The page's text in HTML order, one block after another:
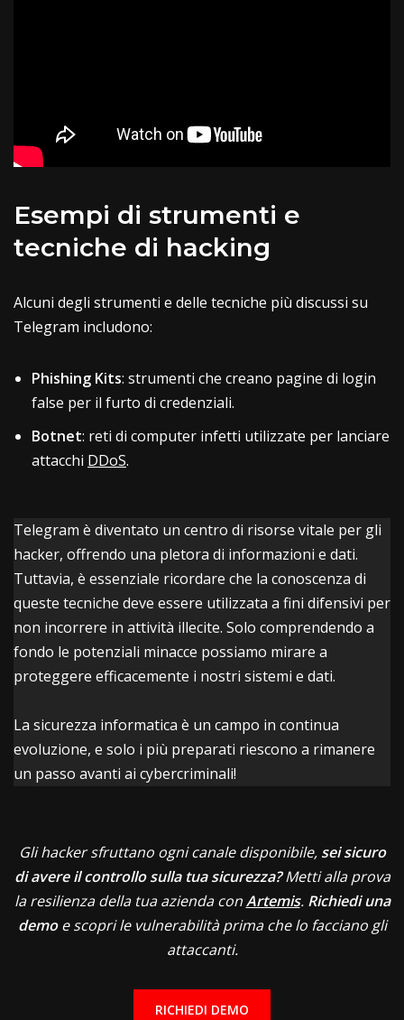
Esempi di strumenti e
tecniche di hacking
Alcuni degli strumenti e delle tecniche più discussi su
Telegram includono:
Phishing Kits: strumenti che creano pagine di login
false per il furto di credenziali.
Botnet: reti di computer infetti utilizzate per lanciare
attacchi DDoS.
Telegram è diventato un centro di risorse vitale per gli
hacker, offrendo una pletora di informazioni e dati.
Tuttavia, è essenziale ricordare che la conoscenza di
queste tecniche deve essere utilizzata a fini difensivi per
non incorrere in attività illecite. Solo comprendendo a
fondo le potenziali minacce possiamo mirare a
proteggere efficacemente i nostri sistemi e dati.
La sicurezza informatica è un campo in continua
evoluzione, e solo i più preparati riescono a rimanere
un passo avanti ai cybercriminali!
Gli hacker sfruttano ogni canale disponibile, sei sicuro
di avere il controllo sulla tua sicurezza?Metti alla prova
la resilienza della tua azienda conArtemis. Richiedi una
demoe scopri le vulnerabilità prima che lo facciano gli
attaccanti.
RICHIEDI DEMO